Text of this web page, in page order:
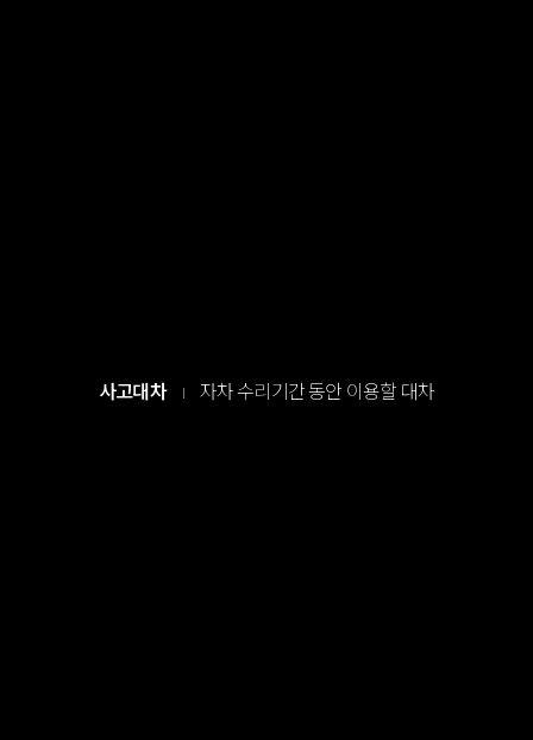
사고대차 I 자차 수리기간 동안 이용할 대차